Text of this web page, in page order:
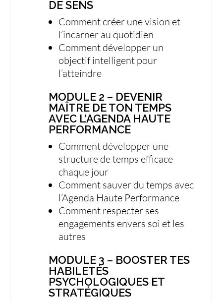
DE SENS
Comment créer une vision et
l’incarner au quotidien
Comment développer un
objectif intelligent pour
l’atteindre
MODULE 2 – DEVENIR
MAÎTRE DE TON TEMPS
AVEC L’AGENDA HAUTE
PERFORMANCE
Comment développer une
structure de temps efficace
chaque jour
Comment sauver du temps avec
l’Agenda Haute Performance
Comment respecter ses
engagements envers soi et les
autres
MODULE 3 – BOOSTER TES
HABILETÉS
PSYCHOLOGIQUES ET
STRATÉGIQUES